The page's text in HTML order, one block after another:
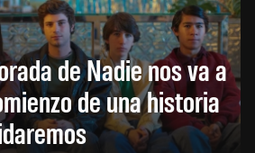
de Nadie nos va a
de una historia